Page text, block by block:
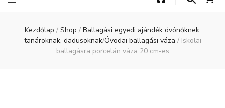
Kezdőlap / Shop / Ballagási egyedi ajándék óvónőknek,
tanároknak, dadusoknak/Óvodai ballagási váza / Iskolai
ballagásra porcelán váza 20 cm-es